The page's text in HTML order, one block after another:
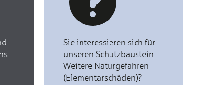
-
Sie interessieren sich für
unseren Schutzbaustein
Weitere Naturgefahren
(Elementarschäden)?